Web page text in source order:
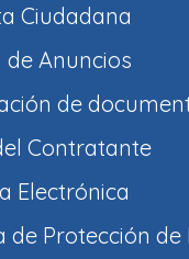
Ciudadana
de Anuncios
de
Contratante
Electrónica
de Protección de